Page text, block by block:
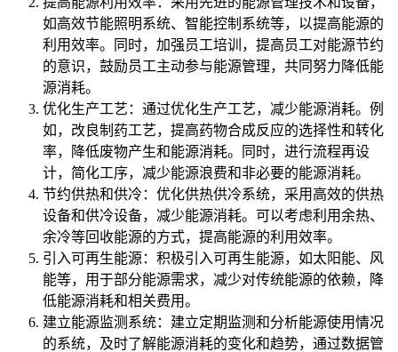
如高效节能照明系统、智能控制系统等，以提高能源的
利用效率。同时，加强员工培训，提高员工对能源节约
的意识，鼓励员工主动参与能源管理，共同努力降低能
源消耗。
优化生产工艺：通过优化生产工艺，减少能源消耗。例
如，改良制药工艺，提高药物合成反应的选择性和转化
率，降低废物产生和能源消耗。同时，进行流程再设
计，简化工序，减少能源浪费和非必要的能源消耗。
节约供热和供冷：优化供热供冷系统，采用高效的供热
设备和供冷设备，减少能源消耗。可以考虑利用余热、
余冷等回收能源的方式，提高能源的利用效率。
引入可再生能源：积极引入可再生能源，如太阳能、风
能等，用于部分能源需求，减少对传统能源的依赖，降
低能源消耗和相关费用。
建立能源监测系统：建立定期监测和分析能源使用情况
的系统，及时了解能源消耗的变化和趋势，通过数据管